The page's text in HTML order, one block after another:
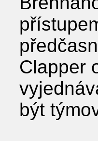
Clapper
být